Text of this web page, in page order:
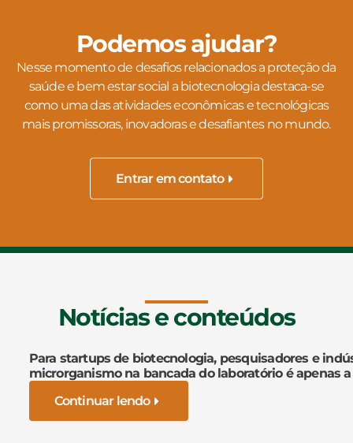
Podemos ajudar?
Nesse momento de desafios relacionados a proteção da
saúde e bem estar social a biotecnologia destaca-se
como uma das atividades econômicas e tecnológicas
mais promissoras, inovadoras e desafiantes no mundo.
Entrar em contato
Notícias e conteúdos
Para startups de biotecnologia, pesquisadores e
microrganismo na bancada do laboratório é apenas
Continuar lendo